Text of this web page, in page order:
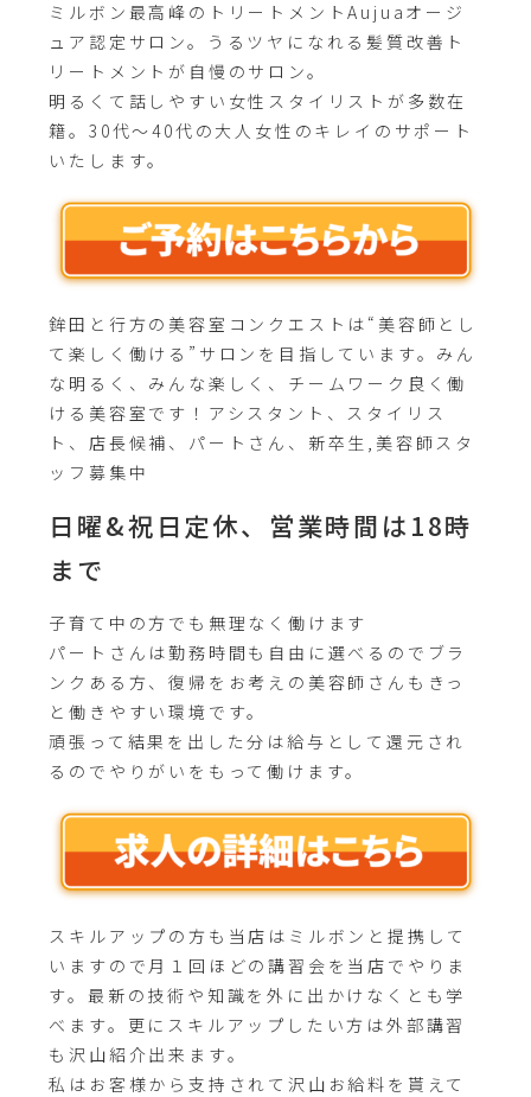
ミルボン最高峰のトリートメントAujuaオージ
ュア認定サロン。うるツヤになれる髪質改善ト
リートメントが自慢のサロン。
明るくて話しやすい女性スタイリストが多数在
籍。30代～40代の大人女性のキレイのサポート
いたします。
鉾田と行方の美容室コンクエストは“美容師とし
て楽しく働ける”サロンを目指しています。みん
な明るく、みんな楽しく、チームワーク良く働
ける美容室です！アシスタント、スタイリス
ト、店長候補、パートさん、新卒生,美容師スタ
ッフ募集中
日曜&祝日定休、営業時間は18時
まで
子育て中の方でも無理なく働けます
パートさんは勤務時間も自由に選べるのでブラ
ンクある方、復帰をお考えの美容師さんもきっ
と働きやすい環境です。
頑張って結果を出した分は給与として還元され
るのでやりがいをもって働けます。
スキルアップの方も当店はミルボンと提携して
いますので月１回ほどの講習会を当店でやりま
す。最新の技術や知識を外に出かけなくとも学
べます。更にスキルアップしたい方は外部講習
も沢山紹介出来ます。
私はお客様から支持されて沢山お給料を貰えて